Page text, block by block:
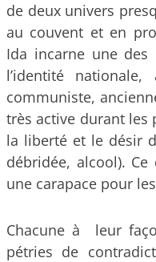
de deux univers
au couvent et en
Ida incarne une des
l’identité
communiste,
très active durant les
la liberté et le désir
débridée, alcool).
une carapace pour
Chacune à leur
pétries de